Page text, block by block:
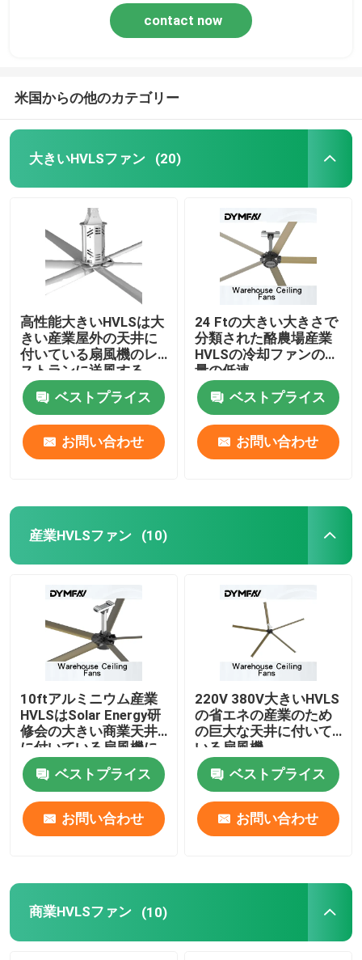
contact now
米国からの他のカテゴリー
大きいHVLSファン (20)
高性能大きいHVLSは大
きい産業屋外の天井に
付いている扇風機のレ
ストランに送風する
ベストプライス
お問い合わせ
24 Ftの大きい大きさで
分類された酪農場産業
HVLSの冷却ファンの大
量の低速
ベストプライス
お問い合わせ
産業HVLSファン (10)
10ftアルミニウム産業
HVLSはSolar Energy研
修会の大きい商業天井
に付いている扇風機に
送風する
ベストプライス
お問い合わせ
220V 380V大きいHVLS
の省エネの産業のため
の巨大な天井に付いて
いる扇風機
ベストプライス
お問い合わせ
商業HVLSファン (10)